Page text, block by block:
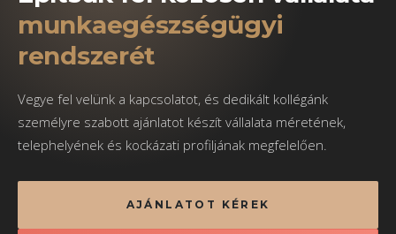
munkaegészségügyi
rendszerét
Vegye fel velünk a kapcsolatot, és dedikált kollégánk
személyre szabott ajánlatot készít vállalata méretének,
telephelyének és kockázati profiljának megfelelően.
AJÁNLATOT KÉREK